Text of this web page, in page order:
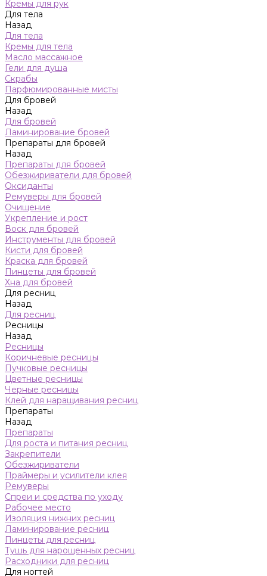
Кремы для рук
Для тела
Назад
Для тела
Кремы для тела
Масло массажное
Гели для душа
Скрабы
Парфюмированные мисты
Для бровей
Назад
Для бровей
Ламинирование бровей
Препараты для бровей
Назад
Препараты для бровей
Обезжириватели для бровей
Оксиданты
Ремуверы для бровей
Очищение
Укрепление и рост
Воск для бровей
Инструменты для бровей
Кисти для бровей
Краска для бровей
Пинцеты для бровей
Хна для бровей
Для ресниц
Назад
Для ресниц
Ресницы
Назад
Ресницы
Коричневые ресницы
Пучковые ресницы
Цветные ресницы
Черные ресницы
Клей для наращивания ресниц
Препараты
Назад
Препараты
Для роста и питания ресниц
Закрепители
Обезжириватели
Праймеры и усилители клея
Ремуверы
Спреи и средства по уходу
Рабочее место
Изоляция нижних ресниц
Ламинирование ресниц
Пинцеты для ресниц
Тушь для нарощенных ресниц
Расходники для ресниц
Для ногтей